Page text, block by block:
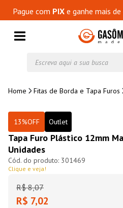
Pague com PIXe ganhe mais
Fitas de Borda e Tapa Furos
13%OFF Outlet
Tapa Furo Plástico 12mm
Unidades
301469
Clique e veja!
R$ 8,07
R$ 7,02